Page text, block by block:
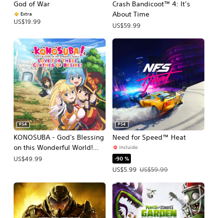
God of War
Extra
US$19.99
Crash Bandicoot™ 4: It’s
About Time
US$59.99
KONOSUBA - God's Blessing
on this Wonderful World!
Love For These Clothes Of
PS4
US$49.99
Need for Speed™ Heat
PS4
Incluido
-90 %
US$5.99
Precio de la oferta: US$5.99. Precio
US$59.99